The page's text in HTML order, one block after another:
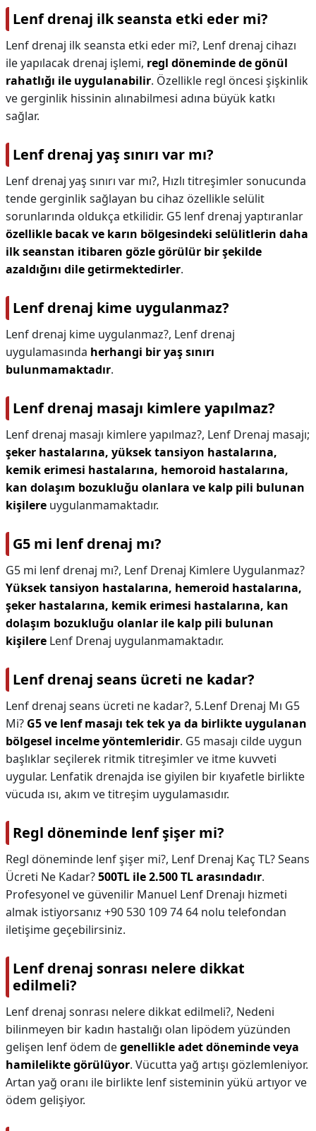
Lenf drenaj ilk seansta etki eder mi?
Lenf drenaj ilk seansta etki eder mi?, Lenf drenaj cihazı
ile yapılacak drenaj işlemi, regl döneminde de gönül
rahatlığı ile uygulanabilir. Özellikle regl öncesi şişkinlik
ve gerginlik hissinin alınabilmesi adına büyük katkı
sağlar.
Lenf drenaj yaş sınırı var mı?
Lenf drenaj yaş sınırı var mı?, Hızlı titreşimler sonucunda
tende gerginlik sağlayan bu cihaz özellikle selülit
sorunlarında oldukça etkilidir. G5 lenf drenaj yaptıranlar
özellikle bacak ve karın bölgesindeki selülitlerin daha
ilk seanstan itibaren gözle görülür bir şekilde
azaldığını dile getirmektedirler.
Lenf drenaj kime uygulanmaz?
Lenf drenaj kime uygulanmaz?, Lenf drenaj
uygulamasında herhangi bir yaş sınırı
bulunmamaktadır.
Lenf drenaj masajı kimlere yapılmaz?
Lenf drenaj masajı kimlere yapılmaz?, Lenf Drenaj masajı;
şeker hastalarına, yüksek tansiyon hastalarına,
kemik erimesi hastalarına, hemoroid hastalarına,
kan dolaşım bozukluğu olanlara ve kalp pili bulunan
kişilere uygulanmamaktadır.
G5 mi lenf drenaj mı?
G5 mi lenf drenaj mı?, Lenf Drenaj Kimlere Uygulanmaz?
Yüksek tansiyon hastalarına, hemeroid hastalarına,
şeker hastalarına, kemik erimesi hastalarına, kan
dolaşım bozukluğu olanlar ile kalp pili bulunan
kişilere Lenf Drenaj uygulanmamaktadır.
Lenf drenaj seans ücreti ne kadar?
Lenf drenaj seans ücreti ne kadar?, 5.Lenf Drenaj Mı G5
Mi? G5 ve lenf masajı tek tek ya da birlikte uygulanan
bölgesel incelme yöntemleridir. G5 masajı cilde uygun
başlıklar seçilerek ritmik titreşimler ve itme kuvveti
uygular. Lenfatik drenajda ise giyilen bir kıyafetle birlikte
vücuda ısı, akım ve titreşim uygulamasıdır.
Regl döneminde lenf şişer mi?
Regl döneminde lenf şişer mi?, Lenf Drenaj Kaç TL? Seans
Ücreti Ne Kadar?500TL ile 2.500 TL arasındadır.
Profesyonel ve güvenilir Manuel Lenf Drenajı hizmeti
almak istiyorsanız +90 530 109 74 64 nolu telefondan
iletişime geçebilirsiniz.
Lenf drenaj sonrası nelere dikkat
edilmeli?
Lenf drenaj sonrası nelere dikkat edilmeli?, Nedeni
bilinmeyen bir kadın hastalığı olan lipödem yüzünden
gelişen lenf ödem degenellikle adet döneminde veya
hamilelikte görülüyor. Vücutta yağ artışı gözlemleniyor.
Artan yağ oranı ile birlikte lenf sisteminin yükü artıyor ve
ödem gelişiyor.